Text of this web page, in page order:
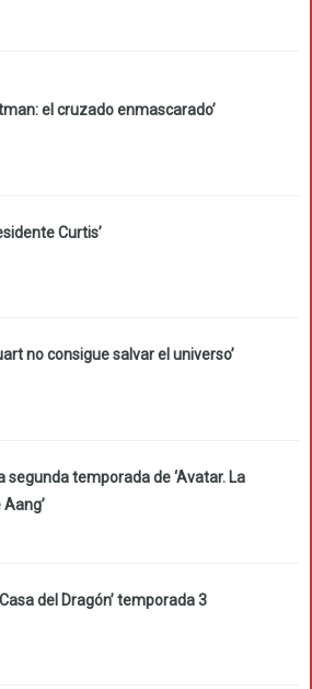
el cruzado enmascarado’
Curtis’
no consigue salvar el universo’
segunda temporada de ‘Avatar. La
del Dragón’ temporada 3